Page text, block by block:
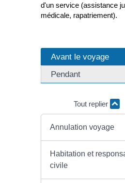
d'un service (assistance
médicale, rapatriement).
Avant le voyage
Pendant
Tout replier
Annulation voyage
Habitation et
civile